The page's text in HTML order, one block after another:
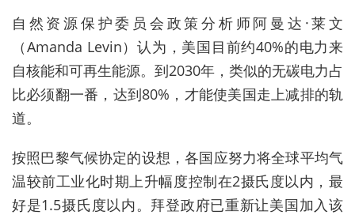
自然资源保护委员会政策分析师阿曼达·莱文
（Amanda Levin）认为，美国目前约40%的电力来
自核能和可再生能源。到2030年，类似的无碳电力占
比必须翻一番，达到80%，才能使美国走上减排的轨
道。
按照巴黎气候协定的设想，各国应努力将全球平均气
温较前工业化时期上升幅度控制在2摄氏度以内，最
好是1.5摄氏度以内。拜登政府已重新让美国加入该